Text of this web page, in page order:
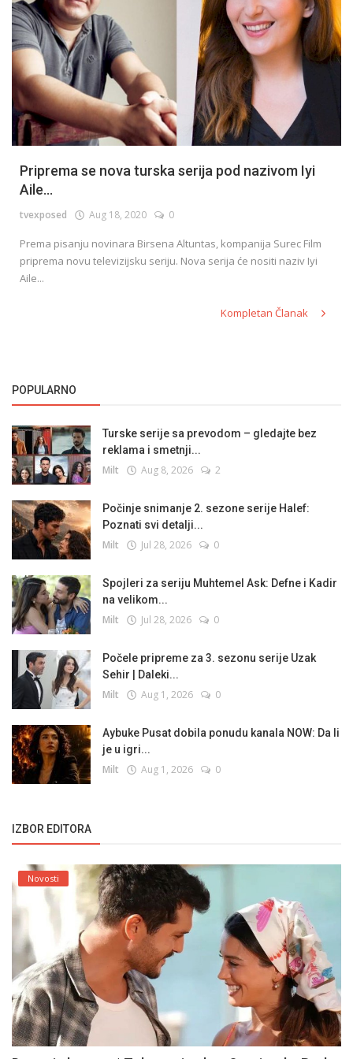
Priprema se nova turska serija pod nazivom Iyi
Aile...
tvexposed Aug 18, 2020 0
Prema pisanju novinara Birsena Altuntas, kompanija Surec Film
priprema novu televizijsku seriju. Nova serija će nositi naziv Iyi
Aile...
Kompletan Članak
POPULARNO
Turske serije sa prevodom – gledajte bez
reklama i smetnji...
Milt Aug 8, 2026 2
Počinje snimanje 2. sezone serije Halef:
Poznati svi detalji...
Milt Jul 28, 2026 0
Spojleri za seriju Muhtemel Ask: Defne i Kadir
na velikom...
Milt Jul 28, 2026 0
Počele pripreme za 3. sezonu serije Uzak
Sehir | Daleki...
Milt Aug 1, 2026 0
Aybuke Pusat dobila ponudu kanala NOW: Da li
je u igri...
Milt Aug 1, 2026 0
IZBOR EDITORA
Novosti